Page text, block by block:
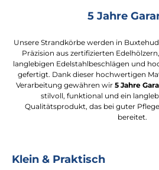
5 Jahre
Unsere Strandkörbe werden in
Präzision aus zertifizierten
langlebigen Edelstahlbeschlägen und
gefertigt. Dank dieser hochwertigen
Verarbeitung gewähren wir 5 Jahre
stilvoll, funktional und ein
Qualitätsprodukt, das bei guter
bereitet.
Klein & Praktisch